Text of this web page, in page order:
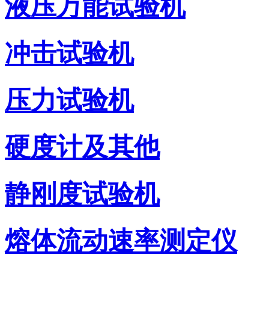
液压万能试验机
冲击试验机
压力试验机
硬度计及其他
静刚度试验机
熔体流动速率测定仪